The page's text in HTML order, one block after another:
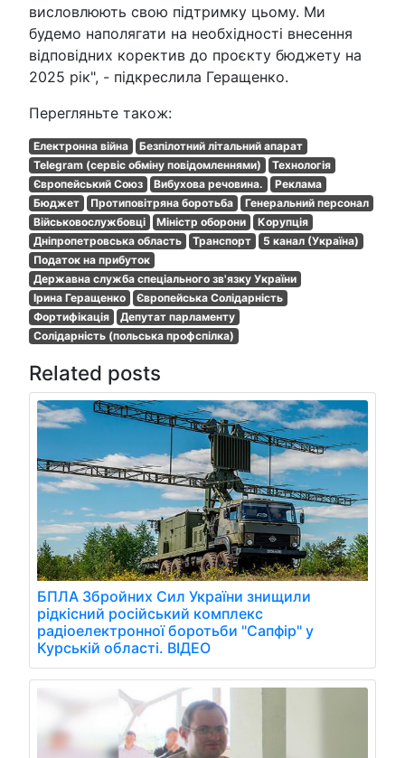
висловлюють свою підтримку цьому. Ми
будемо наполягати на необхідності внесення
відповідних коректив до проєкту бюджету на
2025 рік", - підкреслила Геращенко.
Перегляньте також:
Електронна війна
Безпілотний літальний апарат
Telegram (сервіс обміну повідомленнями)
Технологія
Європейський Союз
Вибухова речовина.
Реклама
Бюджет
Протиповітряна боротьба
Генеральний персонал
Військовослужбовці
Міністр оборони
Корупція
Дніпропетровська область
Транспорт
5 канал (Україна)
Податок на прибуток
Державна служба спеціального зв'язку України
Ірина Геращенко
Європейська Солідарність
Фортифікація
Депутат парламенту
Солідарність (польська профспілка)
Related posts
БПЛА Збройних Сил України знищили
рідкісний російський комплекс
радіоелектронної боротьби "Сапфір" у
Курській області. ВІДЕО